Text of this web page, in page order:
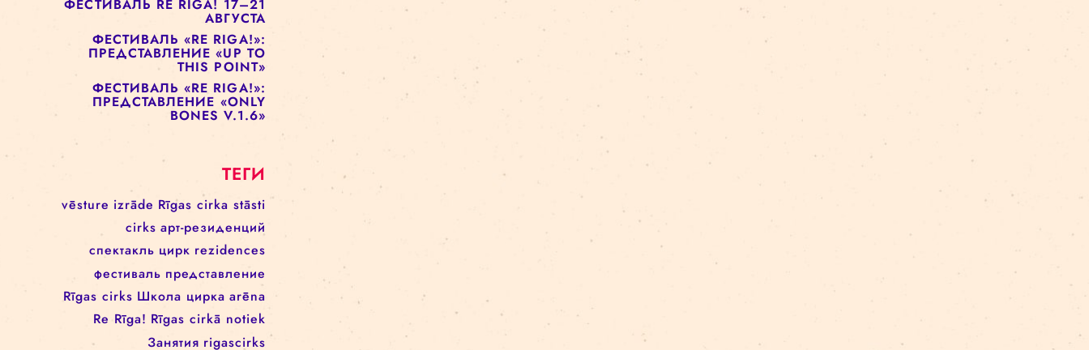
ФЕСТИВАЛЬ RE RĪGA!: 107
WAYS TO DEAL WITH
PRESSURE (РАБОТА В
ПРОЦЕССЕ СОЗДАНИЯ)
ФЕСТИВАЛЬ «RE RIGA!»:
ПРЕДСТАВЛЕНИЕ «ENCORE
UNE FOIS»
ФЕСТИВАЛЬ RE RĪGA! 17–21
ФЕСТИВАЛЬ «RE RIGA!»:
ПРЕДСТАВЛЕНИЕ «UP TO
THIS POINT»
ФЕСТИВАЛЬ «RE RIGA!»:
ПРЕДСТАВЛЕНИЕ «ONLY
BONES V.1.6»
ТЕГИ
Более подробная информация ЗДЕСЬ.
Проект реализуется при поддержке Фонда культурного капитала, Министерства иностранных дел
Рижской думы и компании «Lux Express».